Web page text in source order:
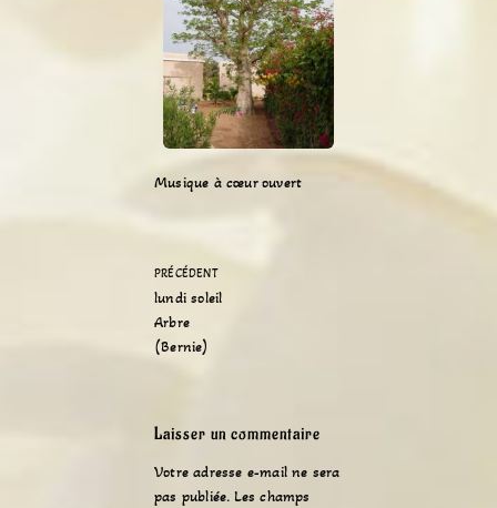
Musique à cœur ouvert
PRÉCÉDENT
lundi soleil
Arbre
(Bernie)
Laisser un commentaire
Votre adresse e-mail ne sera
pas publiée. Les champs